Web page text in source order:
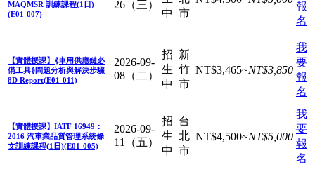
MAQMSR 訓練課程(1日)
(E01-007)
26（三）
中 市
報
名
【實體授課】⟪車用供應鏈必
備工具⟫問題分析與解決步驟
8D Report(E01-011)
2026-09-
08（二）
招
生
中
新
竹
市
NT$3,465~NT$3,850
我
要
報
名
【實體授課】IATF 16949：
2016 汽車業品質管理系統條
文訓練課程(1日)(E01-005)
2026-09-
11（五）
招
生
中
台
北
市
NT$4,500~NT$5,000
我
要
報
名